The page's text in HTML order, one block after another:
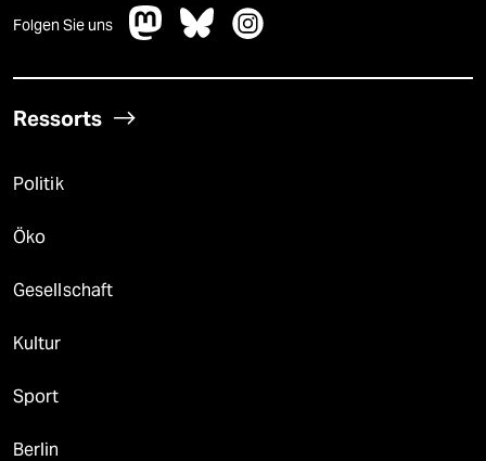
Folgen Sie uns
Ressorts
Politik
Öko
Gesellschaft
Kultur
Sport
Berlin